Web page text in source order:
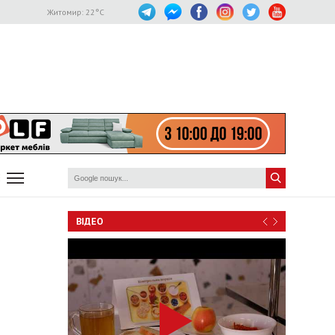
Житомир: 22 °C
ВІДЕО